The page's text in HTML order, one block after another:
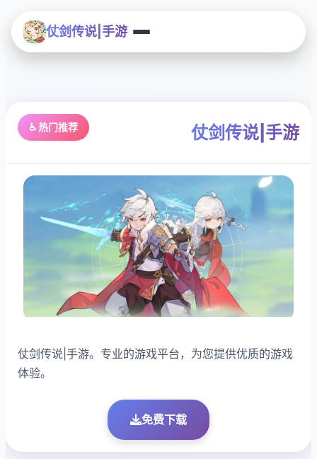
仗剑传说|手游
♿ 热门推荐 仗剑传说|手游
仗剑传说|手游。专业的游戏平台，为您提供优质的游戏
体验。
免费下载